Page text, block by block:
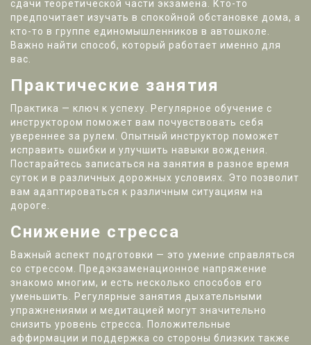
сдачи теоретической части экзамена. Кто-то
предпочитает изучать в спокойной обстановке дома, а
кто-то в группе единомышленников в автошколе.
Важно найти способ, который работает именно для
вас.
Практические занятия
Практика — ключ к успеху. Регулярное обучение с
инструктором поможет вам почувствовать себя
увереннее за рулем. Опытный инструктор поможет
исправить ошибки и улучшить навыки вождения.
Постарайтесь записаться на занятия в разное время
суток и в различных дорожных условиях. Это позволит
вам адаптироваться к различным ситуациям на
дороге.
Снижение стресса
Важный аспект подготовки — это умение справляться
со стрессом. Предэкзаменационное напряжение
знакомо многим, и есть несколько способов его
уменьшить. Регулярные занятия дыхательными
упражнениями и медитацией могут значительно
снизить уровень стресса. Положительные
аффирмации и поддержка со стороны близких также